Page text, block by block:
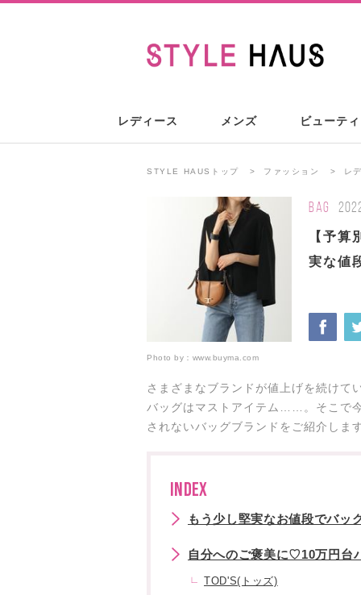
レディース メンズ ビューテ
STYLE HAUSトップ ファッション レ
BAG
【予算
実な値
Photo by： www.buyma.com
さまざまなブランドが値上げを続けて
バッグはマストアイテム……。そこで
されないバッグブランドをご紹介しま
INDEX
もう少し堅実なお値段でバ
自分へのご褒美に♡10万円台
TOD'S(トッズ)